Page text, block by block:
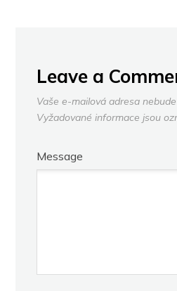
Leave a
Vaše e-mailová adresa
Vyžadované informace jsou
Message